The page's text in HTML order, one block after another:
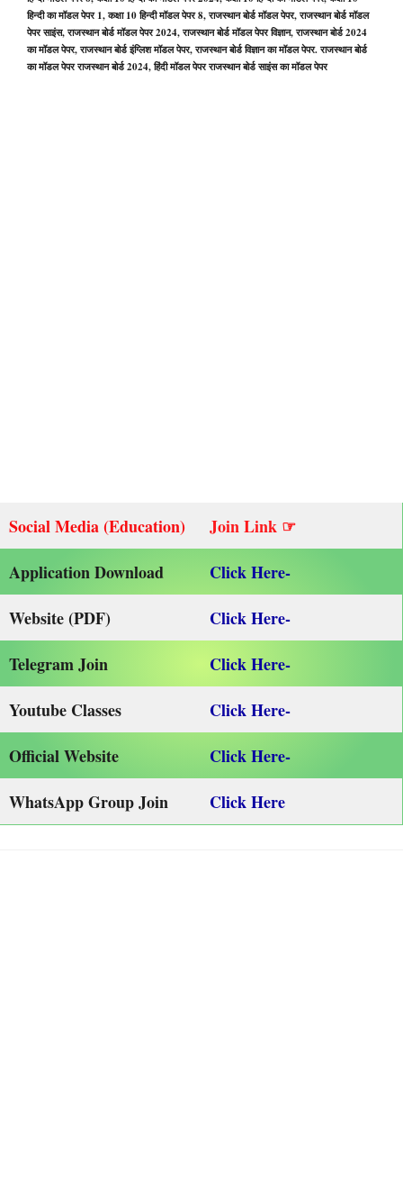
हिन्दी का मॉडल पेपर 1, कक्षा 10 हिन्दी मॉडल पेपर 8, राजस्थान बोर्ड मॉडल पेपर, राजस्थान बोर्ड मॉडल
पेपर साइंस, राजस्थान बोर्ड मॉडल पेपर 2024, राजस्थान बोर्ड मॉडल पेपर विज्ञान, राजस्थान बोर्ड 2024
का मॉडल पेपर, राजस्थान बोर्ड इंग्लिश मॉडल पेपर, राजस्थान बोर्ड विज्ञान का मॉडल पेपर. राजस्थान बोर्ड
का मॉडल पेपर राजस्थान बोर्ड 2024, हिंदी मॉडल पेपर राजस्थान बोर्ड साइंस का मॉडल पेपर
Social Media (Education)
Join Link ☞
Application Download
Click Here-
Website (PDF)
Click Here-
Telegram Join
Click Here-
Youtube Classes
Click Here-
Official Website
Click Here-
WhatsApp Group Join
Click Here